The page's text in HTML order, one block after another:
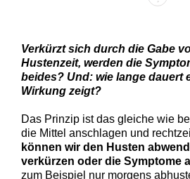
Verkürzt sich durch die Gabe
Hustenzeit, werden die
beides? Und: wie lange dauert
Wirkung zeigt?
Das Prinzip ist das gleiche wie
die Mittel anschlagen und
können wir den Husten
verkürzen oder die Symptome
zum Beispiel nur morgens